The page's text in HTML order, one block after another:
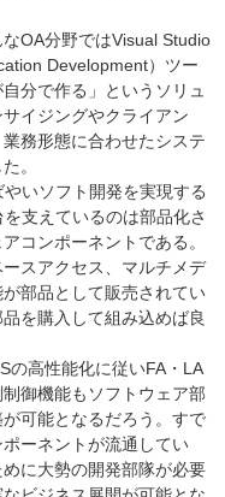
OA分野ではVisual Studio
Development）ツー
分で作る」というソリュ
イジングやクライアン
務形態に合わせたシステ
。
いソフト開発を実現する
支えているのは部品化さ
コンポーネントである。
スアクセス、マルチメデ
部品として販売されてい
を購入して組み込めば良
高性能化に従いFA・LA
御機能もソフトウェア部
可能となるだろう。すで
ーネントが流通してい
に大勢の開発部隊が必要